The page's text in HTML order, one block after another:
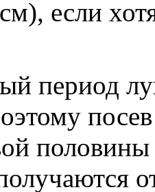
если
период